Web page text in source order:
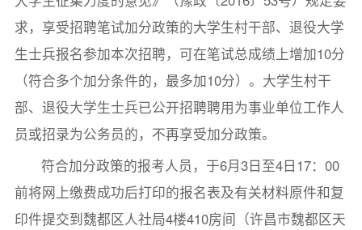
求，享受招聘笔试加分政策的大学生村干部、退役大学
生士兵报名参加本次招聘，可在笔试总成绩上增加10分
（符合多个加分条件的，最多加10分）。大学生村干
部、退役大学生士兵已公开招聘聘用为事业单位工作人
员或招录为公务员的，不再享受加分政策。
符合加分政策的报考人员，于6月3日至4日17：00
前将网上缴费成功后打印的报名表及有关材料原件和复
印件提交到魏都区人社局4楼410房间（许昌市魏都区天